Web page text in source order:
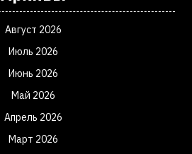
Август 2026
Июль 2026
Июнь 2026
Май 2026
Апрель 2026
Март 2026